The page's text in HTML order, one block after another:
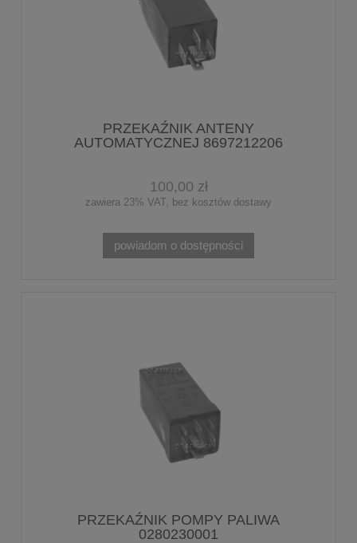
PRZEKAŹNIK ANTENY
AUTOMATYCZNEJ 8697212206
100,00 zł
zawiera 23% VAT, bez kosztów dostawy
powiadom o dostępności
PRZEKAŹNIK POMPY PALIWA
0280230001